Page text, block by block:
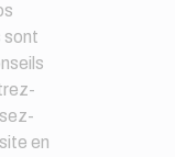
sont
en